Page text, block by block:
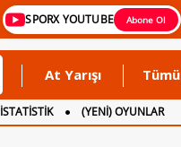
SPORX YOUTUBE Abone Ol
At Yarışı Tümü
İSTATİSTİK
(YENİ) OYUNLAR